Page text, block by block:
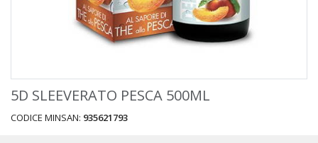
5D SLEEVERATO PESCA 500ML
CODICE MINSAN: 935621793